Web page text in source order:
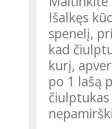
Išalkęs
spenelį,
kad
kurį,
po 1 lašą